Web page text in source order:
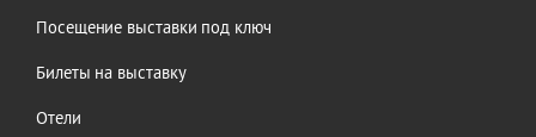
Посещение выставки под ключ
Билеты на выставку
Отели